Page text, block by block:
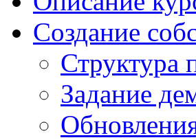
Создание
Структура
Задание